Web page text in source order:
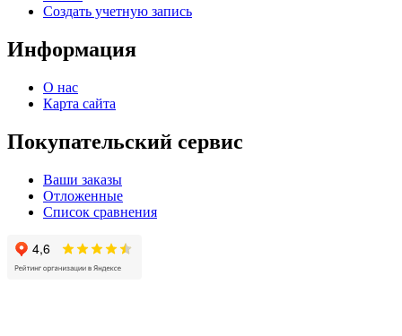
Создать учетную запись
Информация
О нас
Карта сайта
Покупательский сервис
Ваши заказы
Отложенные
Список сравнения